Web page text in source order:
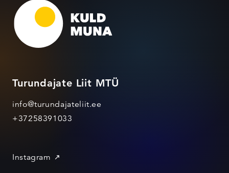
Turundajate Liit MTÜ
info@turundajateliit.ee
+37258391033
Instagram